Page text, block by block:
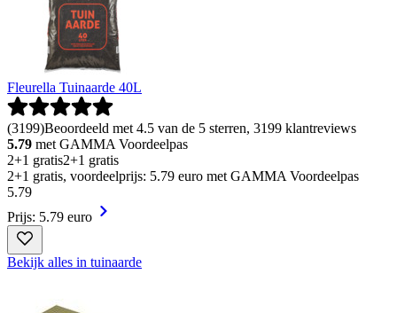
Fleurella Tuinaarde 40L
(3199)Beoordeeld met 4.5 van de 5 sterren, 3199 klantreviews
5.79 met GAMMA Voordeelpas
2+1 gratis2+1 gratis
2+1 gratis, voordeelprijs: 5.79 euro met GAMMA Voordeelpas
5.79
Prijs: 5.79 euro
Bekijk alles in tuinaarde